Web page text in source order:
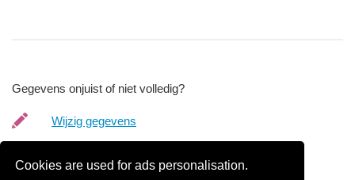
Cookies are used for ads personalisation.
Gegevens onjuist of niet volledig?
Wijzig gegevens